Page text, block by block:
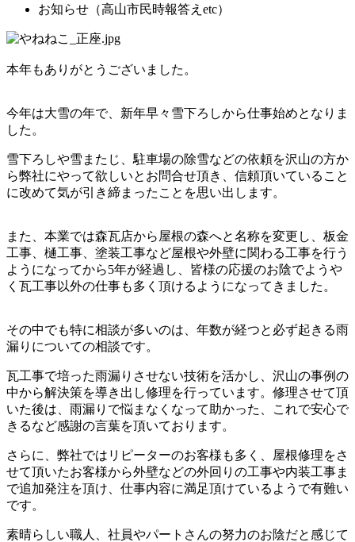
お知らせ（高山市民時報答えetc）
本年もありがとうございました。
今年は大雪の年で、新年早々雪下ろしから仕事始めとなりま
した。
雪下ろしや雪またじ、駐車場の除雪などの依頼を沢山の方か
ら弊社にやって欲しいとお問合せ頂き、信頼頂いていること
に改めて気が引き締まったことを思い出します。
また、本業では森瓦店から屋根の森へと名称を変更し、板金
工事、樋工事、塗装工事など屋根や外壁に関わる工事を行う
ようになってから5年が経過し、皆様の応援のお陰でようや
く瓦工事以外の仕事も多く頂けるようになってきました。
その中でも特に相談が多いのは、年数が経つと必ず起きる雨
漏りについての相談です。
瓦工事で培った雨漏りさせない技術を活かし、沢山の事例の
中から解決策を導き出し修理を行っています。修理させて頂
いた後は、雨漏りで悩まなくなって助かった、これで安心で
きるなど感謝の言葉を頂いております。
さらに、弊社ではリピーターのお客様も多く、屋根修理をさ
せて頂いたお客様から外壁などの外回りの工事や内装工事ま
で追加発注を頂け、仕事内容に満足頂けているようで有難い
です。
素晴らしい職人、社員やパートさんの努力のお陰だと感じて